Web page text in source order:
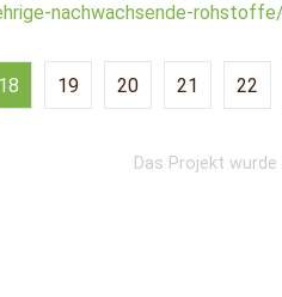
nachwachsende-
18 19 20 21 22
Das Projekt